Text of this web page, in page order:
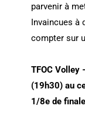
parvenir à
Invaincues à
compter sur
TFOC Volley
(19h30) au
1/8e de